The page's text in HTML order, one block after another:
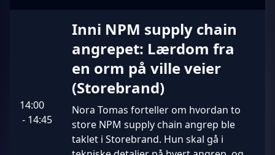
14:00
- 14:45
Inni NPM supply chain
angrepet: Lærdom fra
en orm på ville veier
(Storebrand)
Nora Tomas forteller om hvordan to
store NPM supply chain angrep ble
taklet i Storebrand. Hun skal gå i